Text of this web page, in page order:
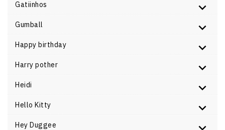
Gatiinhos
Gumball
Happy birthday
Harry pother
Heidi
Hello Kitty
Hey Duggee